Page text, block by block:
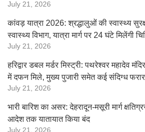
July 21, 2026
कांवड़ यात्रा 2026: श्रद्धालुओं की स्वास्थ्य
स्वास्थ्य विभाग, यात्रा मार्ग पर 24 घंटे मिलेंगी
July 21, 2026
हरिद्वार डबल मर्डर मिस्ट्री: पथरेश्वर महादेव
में दफन मिले, मुख्य पुजारी समेत कई संदिग्ध फरार
July 21, 2026
भारी बारिश का असर: देहरादून-मसूरी मार्ग
आदेश तक यातायात किया बंद
July 21, 2026